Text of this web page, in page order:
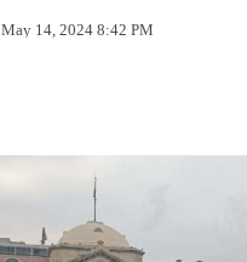
May 14, 2024 8:42 PM